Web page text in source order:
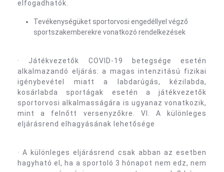
elfogadhatók.
Tevékenységüket sportorvosi engedéllyel végző
sportszakemberekre vonatkozó rendelkezések
· Játékvezetők COVID-19 betegsége esetén
alkalmazandó eljárás: a magas intenzitású fizikai
igénybevétel miatt a labdarúgás, kézilabda,
kosárlabda sportágak esetén a játékvezetők
sportorvosi alkalmasságára is ugyanaz vonatkozik,
mint a felnőtt versenyzőkre. VI. A különleges
eljárásrend elhagyásának lehetősége
· A különleges eljárásrend csak abban az esetben
hagyható el, ha a sportoló 3 hónapot nem edz, nem